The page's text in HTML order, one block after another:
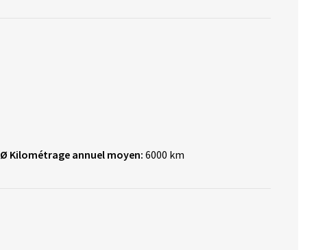
Ø Kilométrage annuel moyen:6000 km